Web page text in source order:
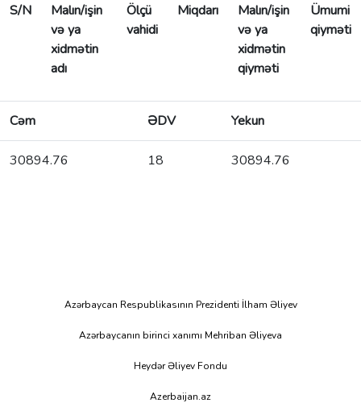
S/N
Malın/işin
və ya
xidmətin
adı
Ölçü
vahidi
Miqdarı
Malın/işin
və ya
xidmətin
qiyməti
Ümumi
qiyməti
Cəm ƏDV Yekun
30894.76 18 30894.76
Azərbaycan Respublikasının Prezidenti İlham Əliyev
Azərbaycanın birinci xanımı Mehriban Əliyeva
Heydər Əliyev Fondu
Azerbaijan.az